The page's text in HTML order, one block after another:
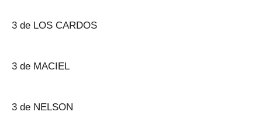
3 de LOS CARDOS
3 de MACIEL
3 de NELSON